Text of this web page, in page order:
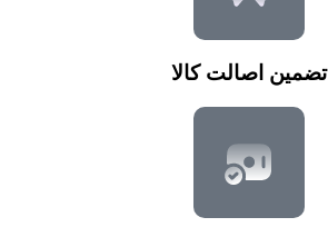
تضمین اصالت کالا